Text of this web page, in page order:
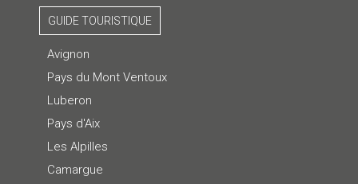
GUIDE TOURISTIQUE
Avignon
Pays du Mont Ventoux
Luberon
Pays d'Aix
Les Alpilles
Camargue